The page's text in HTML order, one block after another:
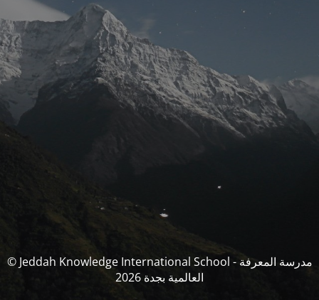
© Jeddah Knowledge International School - مدرسة المعرفة
العالمية بجدة 2026